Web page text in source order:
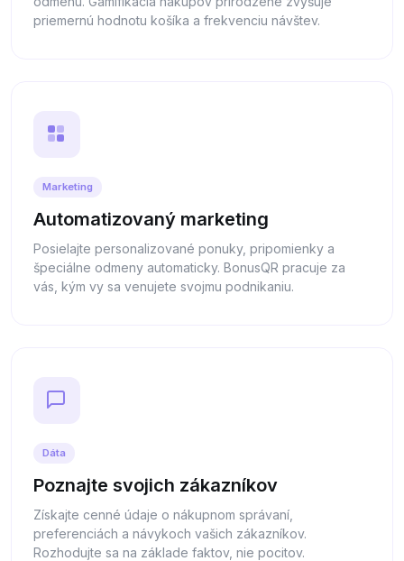
priemernú hodnotu košíka a frekvenciu návštev.
Marketing
Automatizovaný marketing
Posielajte personalizované ponuky, pripomienky a
špeciálne odmeny automaticky. BonusQR pracuje za
vás, kým vy sa venujete svojmu podnikaniu.
Dáta
Poznajte svojich zákazníkov
Získajte cenné údaje o nákupnom správaní,
preferenciách a návykoch vašich zákazníkov.
Rozhodujte sa na základe faktov, nie pocitov.